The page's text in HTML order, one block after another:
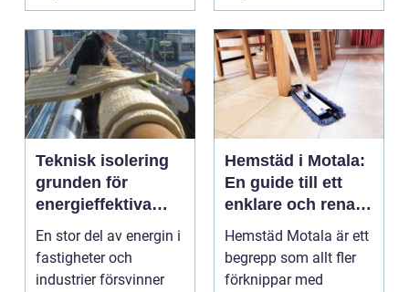
Teknisk isolering
grunden för
energieffektiva
och säkra
byggnader
En stor del av energin i
fastigheter och
industrier försvinner
Hemstäd i Motala:
En guide till ett
enklare och renare
vardagsliv
Hemstäd Motala är ett
begrepp som allt fler
förknippar med